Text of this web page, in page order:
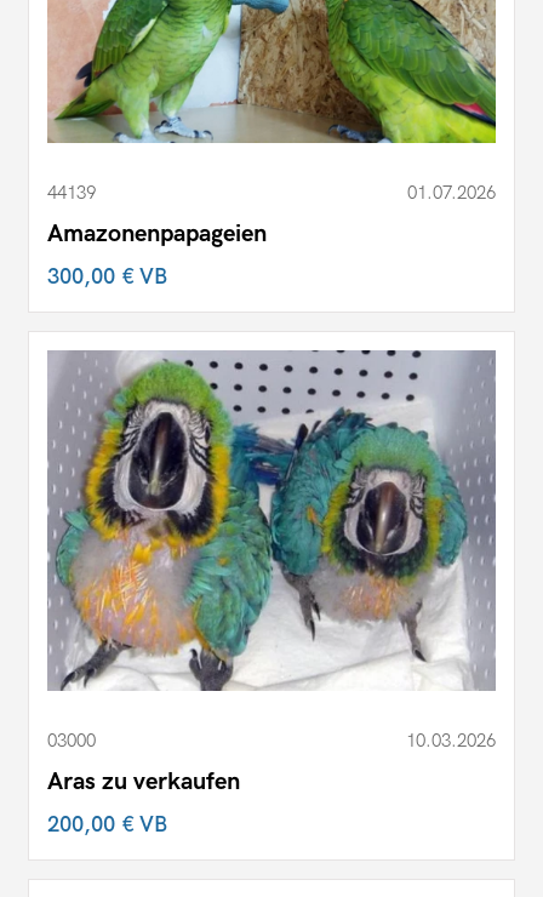
44139 01.07.2026
Amazonenpapageien
300,00 €VB
03000 10.03.2026
Aras zu verkaufen
200,00 €VB